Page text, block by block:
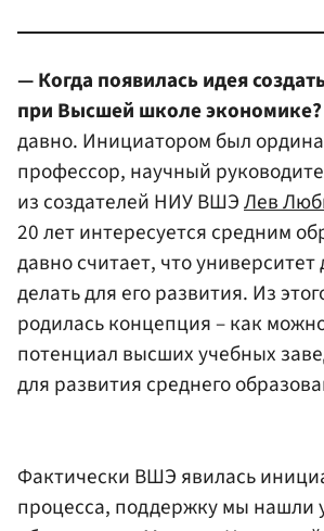
— Когда появилась идея
при Высшей школе экономике?
давно. Инициатором был
профессор, научный
из создателей НИУ ВШЭЛев
20 лет интересуется средним
давно считает, что
делать для его развития. Из
родилась концепция – как
потенциал высших учебных
для развития среднего
Фактически ВШЭ явилась
процесса, поддержку мы нашли